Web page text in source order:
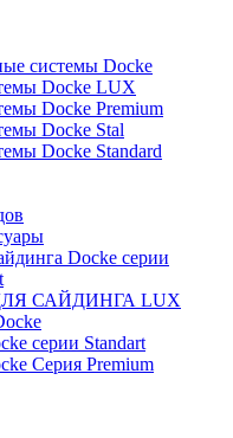
системы Docke
Docke LUX
Docke Premium
Docke Stal
Docke Standard
Docke серии
САЙДИНГА LUX
серии Standart
Серия Premium